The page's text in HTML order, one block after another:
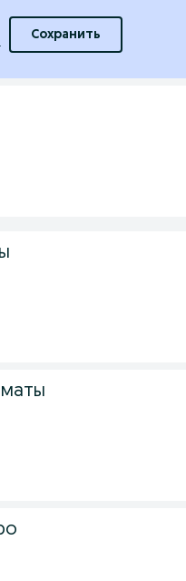
Сохранить